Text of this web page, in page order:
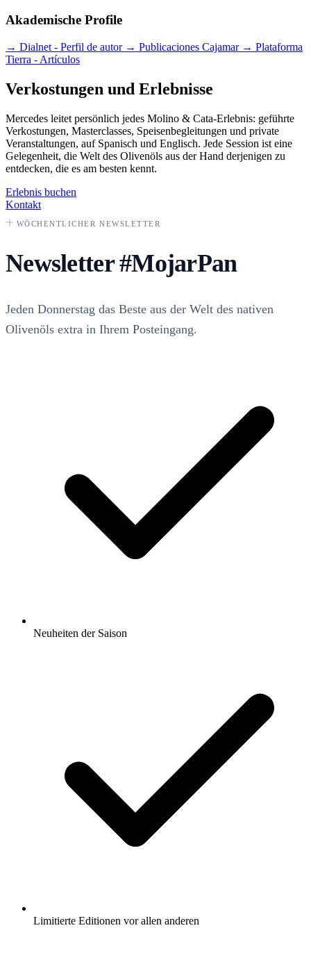
Akademische Profile
→ Dialnet - Perfil de autor → Publicaciones Cajamar → Plataforma
Tierra - Artículos
Verkostungen und Erlebnisse
Mercedes leitet persönlich jedes Molino & Cata-Erlebnis: geführte
Verkostungen, Masterclasses, Speisenbegleitungen und private
Veranstaltungen, auf Spanisch und Englisch. Jede Session ist eine
Gelegenheit, die Welt des Olivenöls aus der Hand derjenigen zu
entdecken, die es am besten kennt.
Erlebnis buchen
Kontakt
WÖCHENTLICHER NEWSLETTER
Newsletter#MojarPan
Jeden Donnerstag das Beste aus der Welt des nativen
Olivenöls extra in Ihrem Posteingang.
Neuheiten der Saison
Limitierte Editionen vor allen anderen